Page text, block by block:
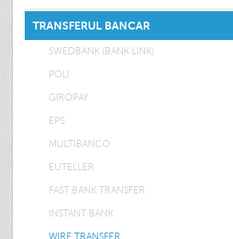
TRANSFERUL BANCAR
SWEDBANK (BANK LINK)
POLI
GIROPAY
EPS
MULTIBANCO
EUTELLER
FAST BANK TRANSFER
INSTANT BANK
WIRE TRANSFER